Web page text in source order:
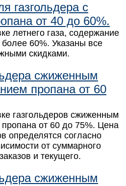
газгольдера с
от 40 до 60%.
летнего газа, содержание
60%. Указаны все
скидками.
сжиженным
пропана от 60
газгольдеров сжиженным
от 60 до 75%. Цена
определятся согласно
от суммарного
и текущего.
сжиженным